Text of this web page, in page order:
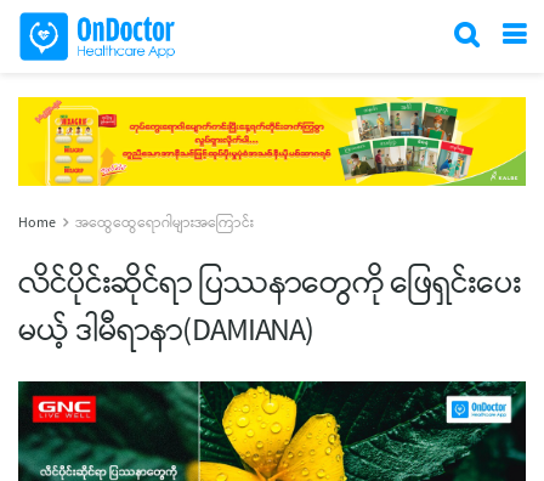
Home အထွေထွေရောဂါများအကြောင်း
လိင်ပိုင်းဆိုင်ရာ ပြဿနာတွေကို ဖြေရှင်းပေး
မယ့် ဒါမီရာနာ(DAMIANA)